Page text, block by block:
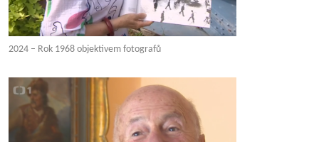
2024 – Rok 1968 objektivem fotografů